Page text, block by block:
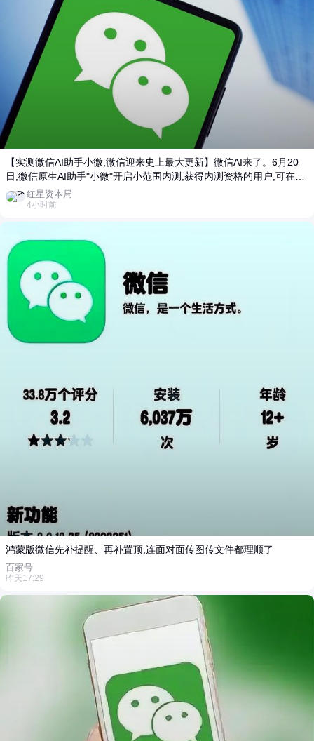
【实测微信AI助手小微,微信迎来史上最大更新】微信AI来了。6月20
日,微信原生AI助手"小微"开启小范围内测,获得内测资格的用户,可在微
信更新至最新版本(8.0.75)后,点击微信主界面左上角的"小微"标志使用
AI功能。用户也可以在主界面一键右滑,开启与"小微"的互动。记者在
过文字或语音对话来操作一些基础功能,包括日常对话、文件阅读、设
置提醒、发送消息、转账、进行朋友圈管理等。例如"给妈妈发生日快
乐"、"转账给XXX"、"抓取近两天朋友圈中值得关注的重点内容"、"提
醒我5分钟后喝水"等。微信AI助手小微(界面)
红星资本局
4小时前
鸿蒙版微信先补提醒、再补置顶,连面对面传图传文件都理顺了
百家号
昨天17:29